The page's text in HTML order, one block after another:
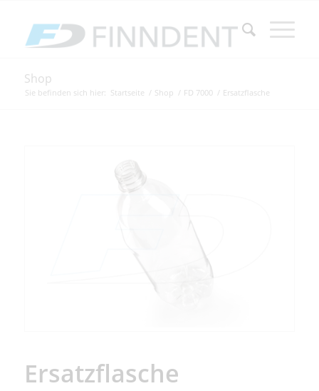
Shop
Sie befinden sich hier: Startseite / Shop / FD 7000 / Ersatzflasche
Ersatzflasche